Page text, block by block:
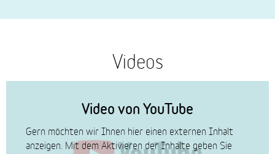
Videos
Video von YouTube
Gern möchten wir Ihnen hier einen externen Inhalt
anzeigen. Mit dem Aktivieren der Inhalte geben Sie